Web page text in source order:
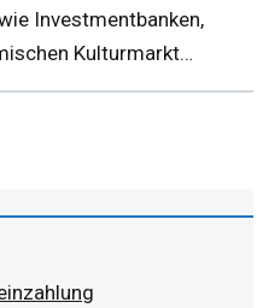
Investmentbanken,
Kulturmarkt
Fragen zur Rolle